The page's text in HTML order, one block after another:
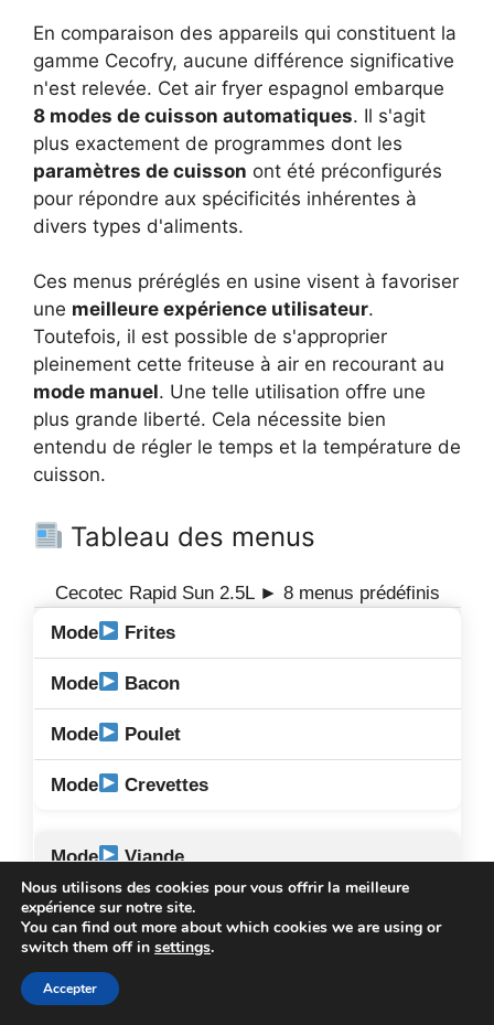
En comparaison des appareils qui constituent la
gamme Cecofry, aucune différence significative
n'est relevée. Cet air fryer espagnol embarque
8 modes de cuisson automatiques. Il s'agit
plus exactement de programmes dont les
paramètres de cuisson ont été préconfigurés
pour répondre aux spécificités inhérentes à
divers types d'aliments.
Ces menus préréglés en usine visent à favoriser
une meilleure expérience utilisateur.
Toutefois, il est possible de s'approprier
pleinement cette friteuse à air en recourant au
mode manuel. Une telle utilisation offre une
plus grande liberté. Cela nécessite bien
entendu de régler le temps et la température de
cuisson.
Tableau des menus
Cecotec Rapid Sun 2.5L ► 8 menus prédéfinis
Frites
Bacon
Poulet
Crevettes
Viande
Gâteaux
Légumes
Nous utilisons des cookies pour vous offrir la meilleure
expérience sur notre site.
You can find out more about which cookies we are using or
switch them off in settings.
Accepter